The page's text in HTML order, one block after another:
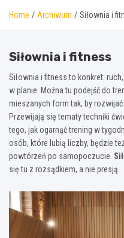
Home Archiwum Siłownia i
Siłownia i fitness
Siłownia i fitness to konkret:
w planie. Można tu podejść do
mieszanych form tak, by
Przewijają się tematy techniki
tego, jak ogarnąć trening w
osób, które lubią liczby, będzie
powtórzeń po samopoczucie.
się tu z rozsądkiem, a nie presją.